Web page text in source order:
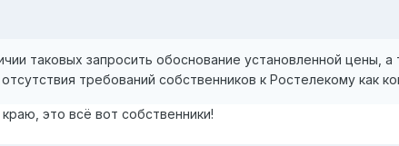
таковых запросить обоснование установленной цены,
требований собственников к Ростелекому как
это всё вот собственники!